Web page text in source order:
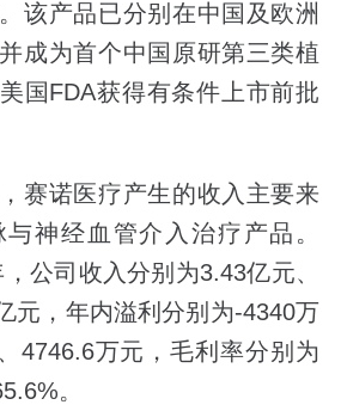
该产品已分别在中国及欧洲
成为首个中国原研第三类植
国FDA获得有条件上市前批
赛诺医疗产生的收入主要来
神经血管介入治疗产品。
公司收入分别为3.43亿元、
元，年内溢利分别为-4340万
4746.6万元，毛利率分别为
。